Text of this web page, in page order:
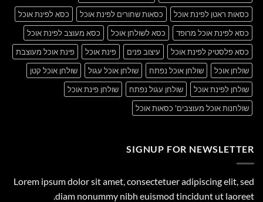
כסאות ראטן לפינת אוכל
כסאות שחורים לפינת אוכל
כסא לפינת אוכל
כסא לפינת אוכל מרופד
כסא לשולחן אוכל
כסא מעוצב לפינת אוכל
כסא פלסטיק לפינת אוכל
עיצוב פנים פינת אוכל
פינת אוכל מעוצבת
שולחן אוכל
שולחן אוכל נפתח שולחן אוכל עגול
שולחן אוכל קטן
שולחן לפינת אוכל
שולחן עגול נפתח
שולחן פינת אוכל
שולחנות אוכל מעוצבים' כסאות אוכל
SIGNUP FOR NEWSLETTER
Lorem ipsum dolor sit amet, consectetuer adipiscing elit, sed
diam nonummy nibh euismod tincidunt ut laoreet.